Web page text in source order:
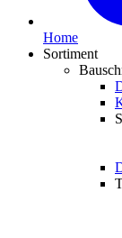
Home
Sortiment